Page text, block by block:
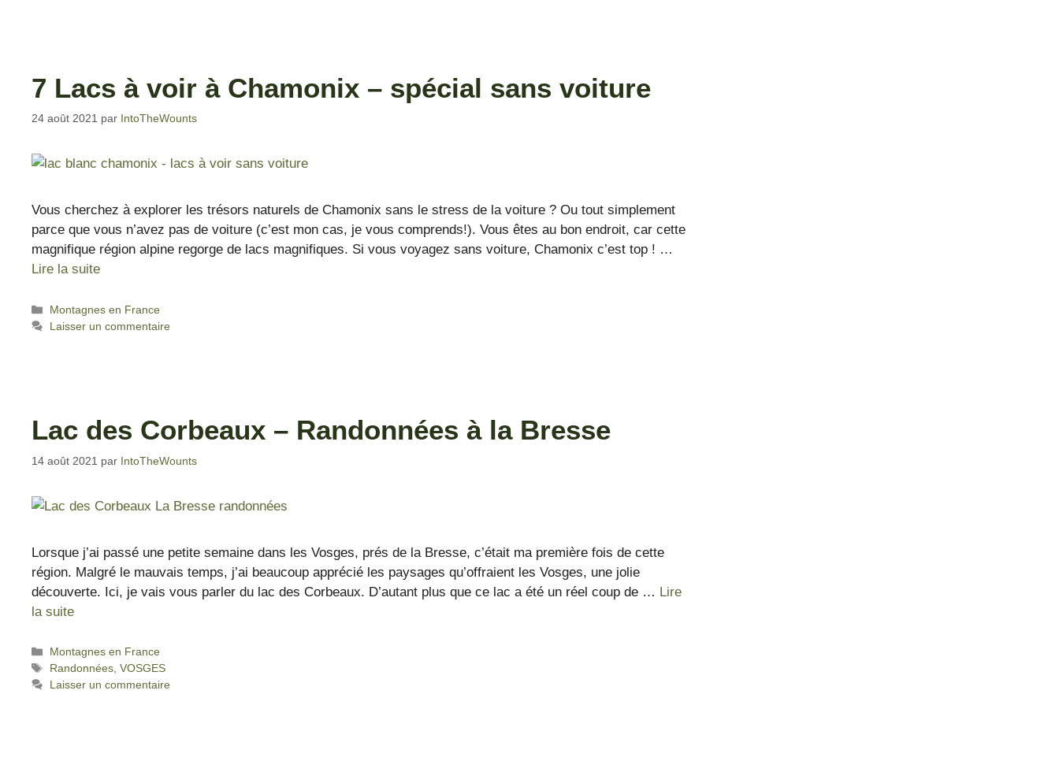
7 Lacs à voir à Chamonix – spécial sans voiture
24 août 2021 par IntoTheWounts
Vous cherchez à explorer les trésors naturels de Chamonix sans le stress de la voiture ? Ou tout simplement
parce que vous n’avez pas de voiture (c’est mon cas, je vous comprends!). Vous êtes au bon endroit, car cette
magnifique région alpine regorge de lacs magnifiques. Si vous voyagez sans voiture, Chamonix c’est top ! …
Lire la suite
Montagnes en France
Laisser un commentaire
Lac des Corbeaux – Randonnées à la Bresse
14 août 2021 par IntoTheWounts
Lorsque j’ai passé une petite semaine dans les Vosges, prés de la Bresse, c’était ma première fois de cette
région. Malgré le mauvais temps, j’ai beaucoup apprécié les paysages qu’offraient les Vosges, une jolie
découverte. Ici, je vais vous parler du lac des Corbeaux. D’autant plus que ce lac a été un réel coup de … Lire
la suite
Montagnes en France
Randonnées,VOSGES
Laisser un commentaire